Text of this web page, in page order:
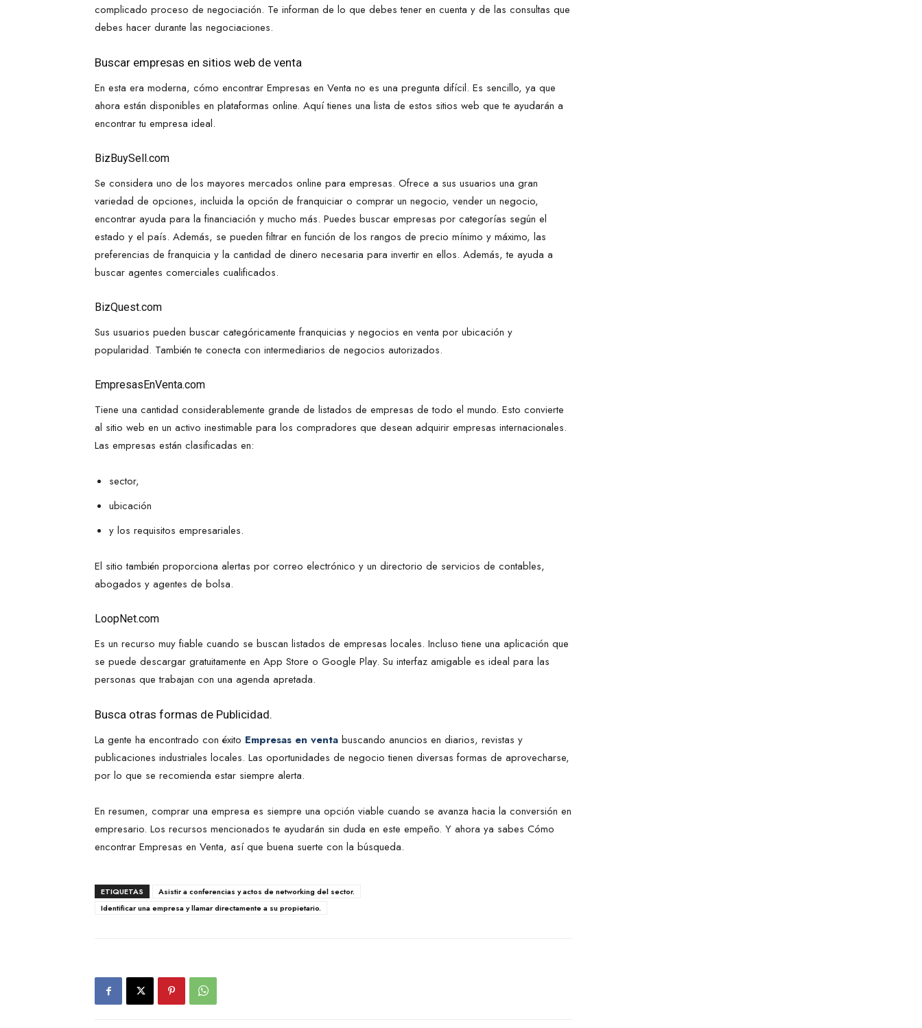
complicado proceso de negociación. Te informan de lo que debes tener en cuenta y de las consultas que
debes hacer durante las negociaciones.
Buscar empresas en sitios web de venta
En esta era moderna, cómo encontrar Empresas en Venta no es una pregunta difícil. Es sencillo, ya que
ahora están disponibles en plataformas online. Aquí tienes una lista de estos sitios web que te ayudarán a
encontrar tu empresa ideal.
BizBuySell.com
Se considera uno de los mayores mercados online para empresas. Ofrece a sus usuarios una gran
variedad de opciones, incluida la opción de franquiciar o comprar un negocio, vender un negocio,
encontrar ayuda para la financiación y mucho más. Puedes buscar empresas por categorías según el
estado y el país. Además, se pueden filtrar en función de los rangos de precio mínimo y máximo, las
preferencias de franquicia y la cantidad de dinero necesaria para invertir en ellos. Además, te ayuda a
buscar agentes comerciales cualificados.
BizQuest.com
Sus usuarios pueden buscar categóricamente franquicias y negocios en venta por ubicación y
popularidad. También te conecta con intermediarios de negocios autorizados.
EmpresasEnVenta.com
Tiene una cantidad considerablemente grande de listados de empresas de todo el mundo. Esto convierte
al sitio web en un activo inestimable para los compradores que desean adquirir empresas internacionales.
Las empresas están clasificadas en:
sector,
ubicación
y los requisitos empresariales.
El sitio también proporciona alertas por correo electrónico y un directorio de servicios de contables,
abogados y agentes de bolsa.
LoopNet.com
Es un recurso muy fiable cuando se buscan listados de empresas locales. Incluso tiene una aplicación que
se puede descargar gratuitamente en App Store o Google Play. Su interfaz amigable es ideal para las
personas que trabajan con una agenda apretada.
Busca otras formas de Publicidad.
La gente ha encontrado con éxito Empresas en venta buscando anuncios en diarios, revistas y
publicaciones industriales locales. Las oportunidades de negocio tienen diversas formas de aprovecharse,
por lo que se recomienda estar siempre alerta.
En resumen, comprar una empresa es siempre una opción viable cuando se avanza hacia la conversión en
empresario. Los recursos mencionados te ayudarán sin duda en este empeño. Y ahora ya sabes Cómo
encontrar Empresas en Venta, así que buena suerte con la búsqueda.
ETIQUETAS
Asistir a conferencias y actos de networking del sector.
Identificar una empresa y llamar directamente a su propietario.